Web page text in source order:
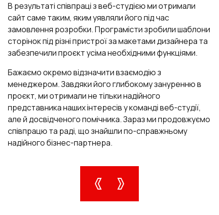
В результаті співпраці з веб-студією ми отримали
сайт саме таким, яким уявляли його під час
замовлення розробки. Програмісти зробили шаблони
сторінок під різні пристрої за макетами дизайнера та
забезпечили проєкт усіма необхідними функціями.
Бажаємо окремо відзначити взаємодію з
менеджером. Завдяки його глибокому зануренню в
проєкт, ми отримали не тільки надійного
представника наших інтересів у команді веб-студії,
але й досвідченого помічника. Зараз ми продовжуємо
співпрацю та раді, що знайшли по-справжньому
надійного бізнес-партнера.